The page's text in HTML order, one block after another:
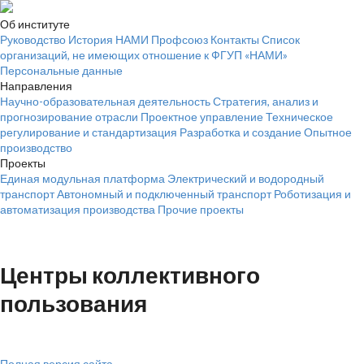
Об институте
Руководство История НАМИ Профсоюз Контакты Список
организаций, не имеющих отношение к ФГУП «НАМИ»
Персональные данные
Направления
Научно-образовательная деятельностьСтратегия, анализ и
прогнозирование отрасли Проектное управление Техническое
регулирование и стандартизация Разработка и создание Опытное
производство
Проекты
Единая модульная платформа Электрический и водородный
транспортАвтономный и подключенный транспорт Роботизация и
автоматизация производства Прочие проекты
Центры коллективного
пользования